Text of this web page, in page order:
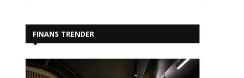
FINANS TRENDER